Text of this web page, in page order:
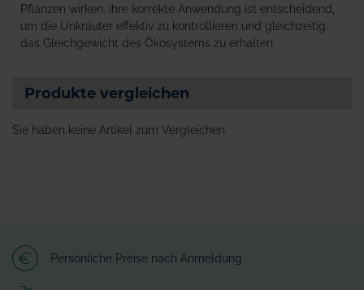
Pflanzen wirken. Ihre korrekte Anwendung ist entscheidend,
um die Unkräuter effektiv zu kontrollieren und gleichzeitig
das Gleichgewicht des Ökosystems zu erhalten.
Produkte vergleichen
Sie haben keine Artikel zum Vergleichen.
Persönliche Preise nach Anmeldung